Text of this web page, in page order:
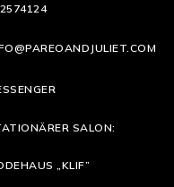
SALON:
„KLIF”